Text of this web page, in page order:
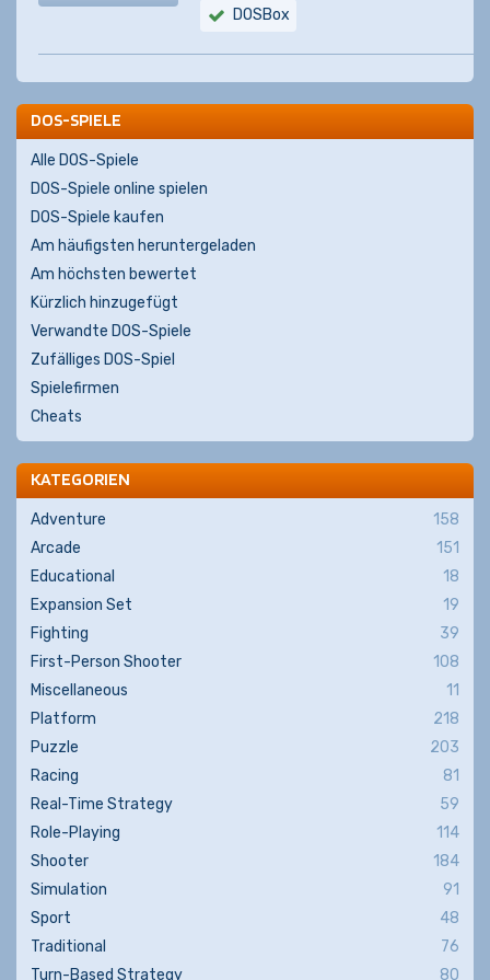
DOSBox
DOS-SPIELE
Alle DOS-Spiele
DOS-Spiele online spielen
DOS-Spiele kaufen
Am häufigsten heruntergeladen
Am höchsten bewertet
Kürzlich hinzugefügt
Verwandte DOS-Spiele
Zufälliges DOS-Spiel
Spielefirmen
Cheats
KATEGORIEN
Adventure
158
Arcade
151
Educational
18
Expansion Set
19
Fighting
39
First-Person Shooter
108
Miscellaneous
11
Platform
218
Puzzle
203
Racing
81
Real-Time Strategy
59
Role-Playing
114
Shooter
184
Simulation
91
Sport
48
Traditional
76
Turn-Based Strategy
80